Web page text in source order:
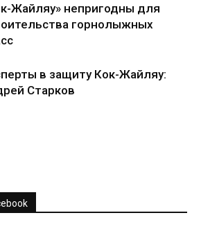
Жайляу» непригодны для
горнолыжных
в защиту Кок-Жайляу:
Старков